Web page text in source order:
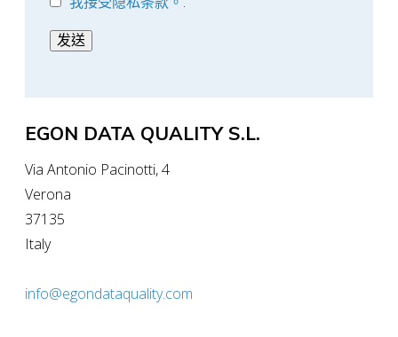
发送
EGON DATA QUALITY S.L.
Via Antonio Pacinotti, 4
Verona
37135
Italy
info@egondataquality.com